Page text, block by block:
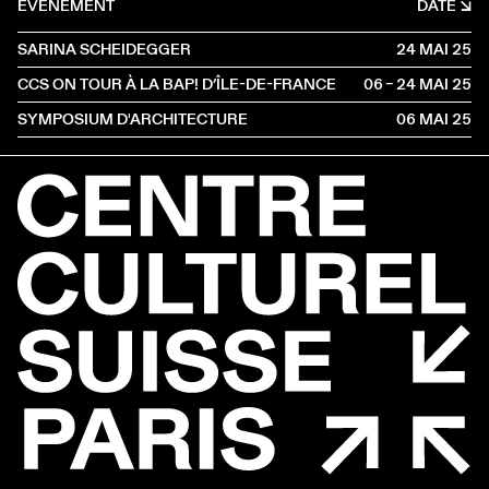
ÉVÈNEMENT
DATE
SARINA SCHEIDEGGER
24 MAI2025
CCS ON TOUR À LA BAP! D’ÎLE-DE-FRANCE
06 – 24 MAI2025
SYMPOSIUM D'ARCHITECTURE
06 MAI2025